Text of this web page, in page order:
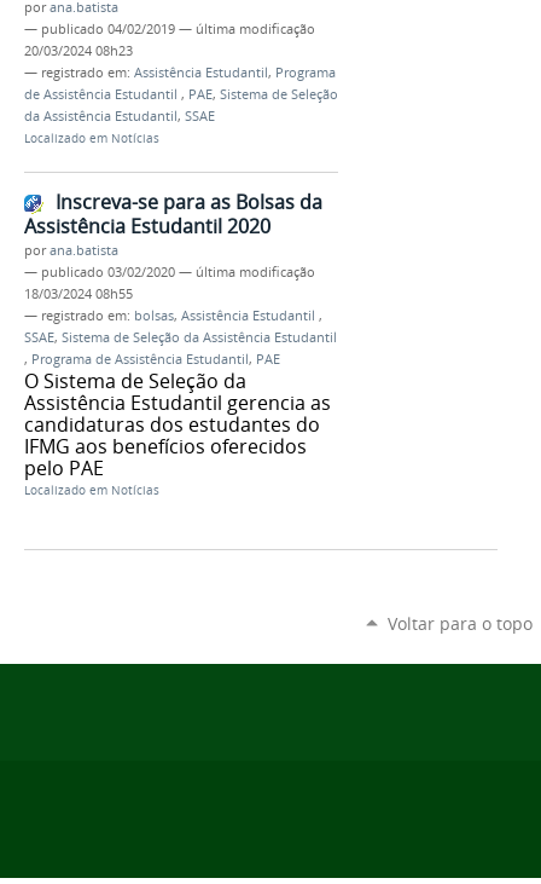
porana.batista
— publicado 04/02/2019 — última modificação
20/03/2024 08h23
— registrado em: Assistência Estudantil, Programa
de Assistência Estudantil , PAE, Sistema de Seleção
da Assistência Estudantil, SSAE
Localizado em Notícias
Inscreva-se para as Bolsas da
Assistência Estudantil 2020
porana.batista
— publicado 03/02/2020 — última modificação
18/03/2024 08h55
— registrado em: bolsas, Assistência Estudantil ,
SSAE, Sistema de Seleção da Assistência Estudantil
, Programa de Assistência Estudantil, PAE
O Sistema de Seleção da
Assistência Estudantil gerencia as
candidaturas dos estudantes do
IFMG aos benefícios oferecidos
pelo PAE
Localizado em Notícias
Voltar para o topo